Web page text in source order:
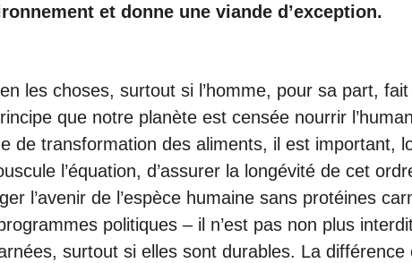
et donne une viande d’exception.
les choses, surtout si l’homme, pour sa part,
que notre planète est censée nourrir
de transformation des aliments, il est important,
l’équation, d’assurer la longévité de cet
l’avenir de l’espèce humaine sans protéines
politiques – il n’est pas non plus
surtout si elles sont durables. La différence